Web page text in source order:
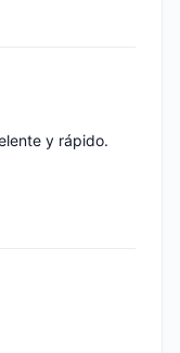
y rápido.